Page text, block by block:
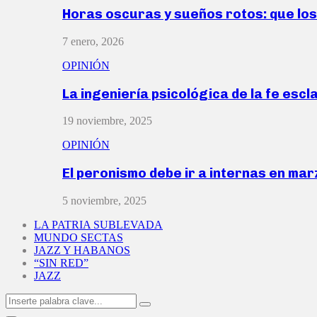
Horas oscuras y sueños rotos: que
7 enero, 2026
OPINIÓN
La ingeniería psicológica de la fe
19 noviembre, 2025
OPINIÓN
El peronismo debe ir a internas en
5 noviembre, 2025
LA PATRIA SUBLEVADA
MUNDO SECTAS
JAZZ Y HABANOS
“SIN RED”
JAZZ
Search
for:
Search